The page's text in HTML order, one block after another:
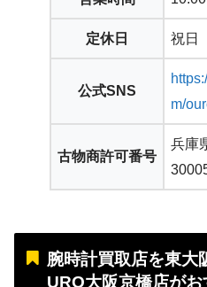
定休日 祝日
公式SNS
m/
古物商許可番号
兵庫
腕時計買取店を東大
URO大阪京橋店がお